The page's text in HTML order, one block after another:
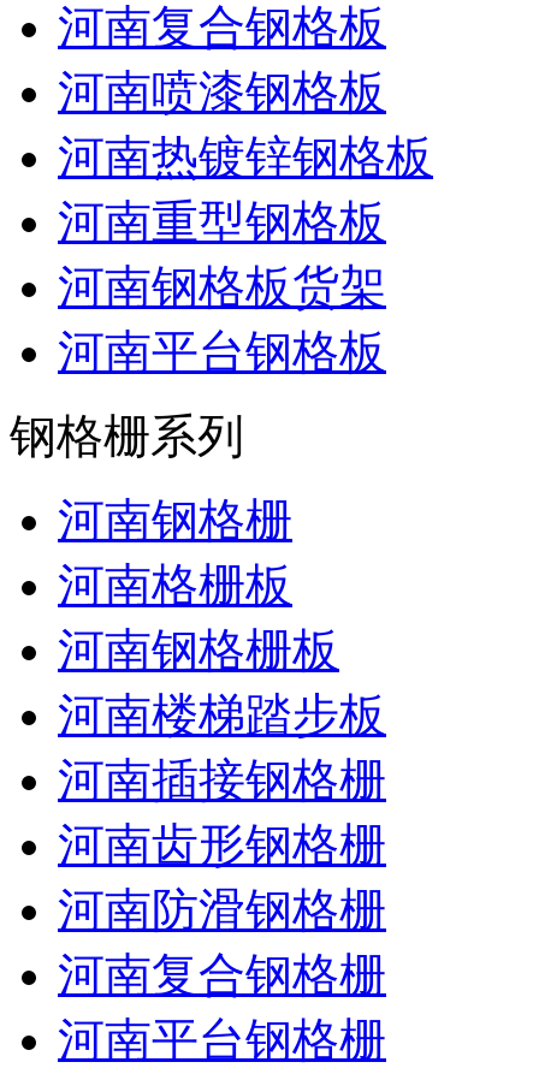
河南复合钢格板
河南喷漆钢格板
河南热镀锌钢格板
河南重型钢格板
河南钢格板货架
河南平台钢格板
钢格栅系列
河南钢格栅
河南格栅板
河南钢格栅板
河南楼梯踏步板
河南插接钢格栅
河南齿形钢格栅
河南防滑钢格栅
河南复合钢格栅
河南平台钢格栅